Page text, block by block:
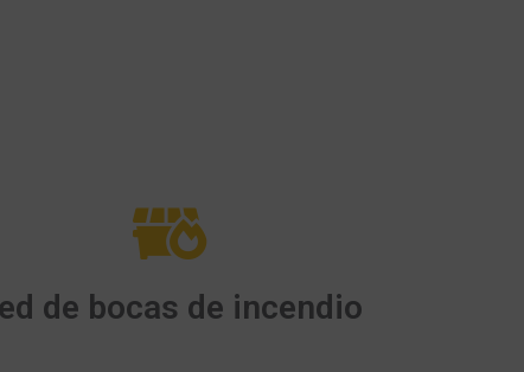
de bocas de incendio